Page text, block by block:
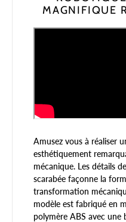
MAGNIFIQUE
Amusez vous à réaliser
esthétiquement
mécanique. L es détails
scarabée façonne la
transformation
modèle est fabriqué en
polymère ABS avec une